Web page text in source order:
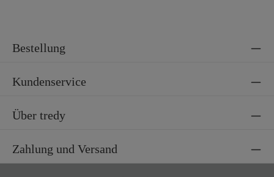
Bestellung
Kundenservice
Über tredy
Zahlung und Versand